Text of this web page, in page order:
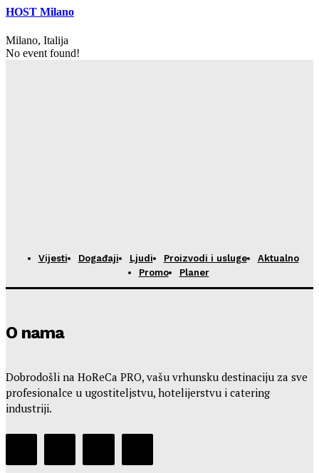
HOST Milano
Milano, Italija
No event found!
Vijesti Događaji Ljudi Proizvodi i usluge
Aktualno
Promo
Planer
O nama
Dobrodošli na HoReCa PRO, vašu vrhunsku destinaciju za sve
profesionalce u ugostiteljstvu, hotelijerstvu i catering
industriji.